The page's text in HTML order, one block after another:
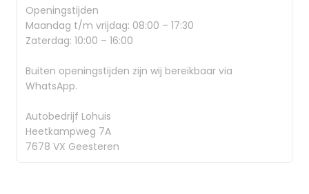
Openingstijden
Maandag t/m vrijdag: 08:00 – 17:30
Zaterdag: 10:00 – 16:00
Buiten openingstijden zijn wij bereikbaar via
WhatsApp.
Autobedrijf Lohuis
Heetkampweg 7A
7678 VX Geesteren